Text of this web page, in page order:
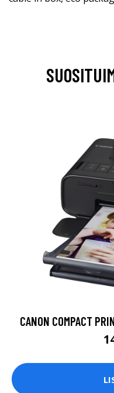
CANON COMPACT